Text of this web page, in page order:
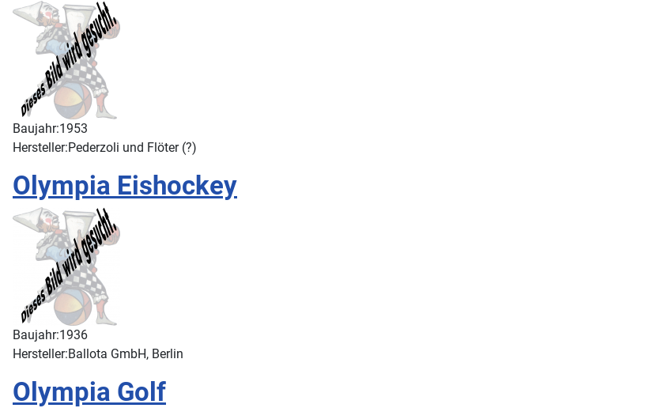
Baujahr:1953
Hersteller:Pederzoli und Flöter (?)
Olympia Eishockey
Baujahr:1936
Hersteller:Ballota GmbH, Berlin
Olympia Golf